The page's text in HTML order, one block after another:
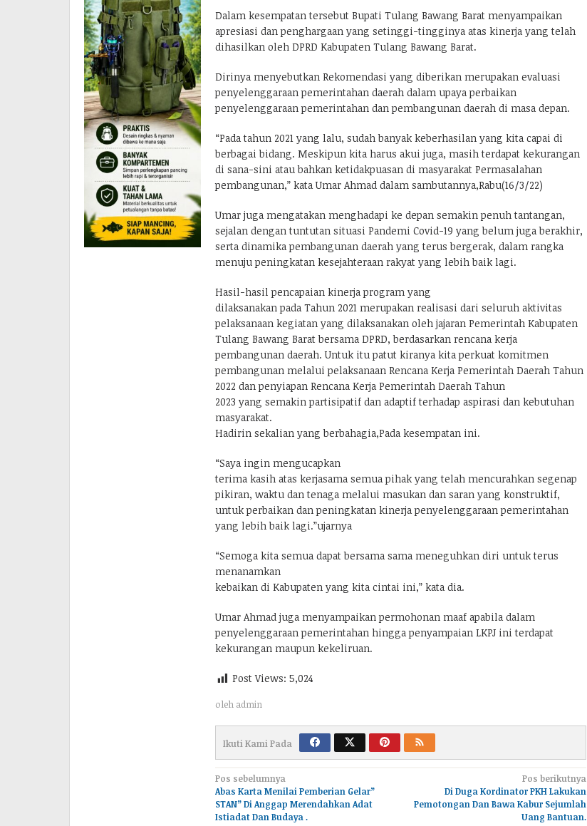
Dalam kesempatan tersebut Bupati Tulang Bawang Barat menyampaikan
apresiasi dan penghargaan yang setinggi-tingginya atas kinerja yang telah
dihasilkan oleh DPRD Kabupaten Tulang Bawang Barat.
Dirinya menyebutkan Rekomendasi yang diberikan merupakan evaluasi
penyelenggaraan pemerintahan daerah dalam upaya perbaikan
penyelenggaraan pemerintahan dan pembangunan daerah di masa depan.
“Pada tahun 2021 yang lalu, sudah banyak keberhasilan yang kita capai di
berbagai bidang. Meskipun kita harus akui juga, masih terdapat kekurangan
di sana-sini atau bahkan ketidakpuasan di masyarakat Permasalahan
pembangunan,” kata Umar Ahmad dalam sambutannya,Rabu(16/3/22)
Umar juga mengatakan menghadapi ke depan semakin penuh tantangan,
sejalan dengan tuntutan situasi Pandemi Covid-19 yang belum juga berakhir,
serta dinamika pembangunan daerah yang terus bergerak, dalam rangka
menuju peningkatan kesejahteraan rakyat yang lebih baik lagi.
Hasil-hasil pencapaian kinerja program yang
dilaksanakan pada Tahun 2021 merupakan realisasi dari seluruh aktivitas
pelaksanaan kegiatan yang dilaksanakan oleh jajaran Pemerintah Kabupaten
Tulang Bawang Barat bersama DPRD, berdasarkan rencana kerja
pembangunan daerah. Untuk itu patut kiranya kita perkuat komitmen
pembangunan melalui pelaksanaan Rencana Kerja Pemerintah Daerah Tahun
2022 dan penyiapan Rencana Kerja Pemerintah Daerah Tahun
2023 yang semakin partisipatif dan adaptif terhadap aspirasi dan kebutuhan
masyarakat.
Hadirin sekalian yang berbahagia,Pada kesempatan ini.
“Saya ingin mengucapkan
terima kasih atas kerjasama semua pihak yang telah mencurahkan segenap
pikiran, waktu dan tenaga melalui masukan dan saran yang konstruktif,
untuk perbaikan dan peningkatan kinerja penyelenggaraan pemerintahan
yang lebih baik lagi.”ujarnya
“Semoga kita semua dapat bersama sama meneguhkan diri untuk terus
menanamkan
kebaikan di Kabupaten yang kita cintai ini,” kata dia.
Umar Ahmad juga menyampaikan permohonan maaf apabila dalam
penyelenggaraan pemerintahan hingga penyampaian LKPJ ini terdapat
kekurangan maupun kekeliruan.
Post Views: 5,024
oleh admin
Ikuti Kami Pada
Navigasi
pos
Pos sebelumnya
Abas Karta Menilai Pemberian Gelar”
STAN” Di Anggap Merendahkan Adat
Istiadat Dan Budaya .
Pos berikutnya
Di Duga Kordinator PKH Lakukan
Pemotongan Dan Bawa Kabur Sejumlah
Uang Bantuan.